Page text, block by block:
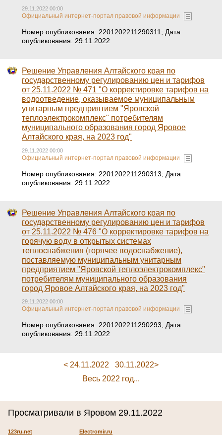
29.11.2022 00:00
Официальный интернет-портал правовой информации
Номер опубликования: 2201202211290311; Дата
опубликования: 29.11.2022
Решение Управления Алтайского края по
государственному регулированию цен и тарифов
от 25.11.2022 № 471 "О корректировке тарифов на
водоотведение, оказываемое муниципальным
унитарным предприятием "Яровской
теплоэлектрокомплекс" потребителям
муниципального образования город Яровое
Алтайского края, на 2023 год"
29.11.2022 00:00
Официальный интернет-портал правовой информации
Номер опубликования: 2201202211290313; Дата
опубликования: 29.11.2022
Решение Управления Алтайского края по
государственному регулированию цен и тарифов
от 25.11.2022 № 476 "О корректировке тарифов на
горячую воду в открытых системах
теплоснабжения (горячее водоснабжение),
поставляемую муниципальным унитарным
предприятием "Яровской теплоэлектрокомплекс"
потребителям муниципального образования
город Яровое Алтайского края, на 2023 год"
29.11.2022 00:00
Официальный интернет-портал правовой информации
Номер опубликования: 2201202211290293; Дата
опубликования: 29.11.2022
< 24.11.2022
30.11.2022>
Весь 2022 год...
Просматривали в Яровом 29.11.2022
123ru.net Electromir.ru